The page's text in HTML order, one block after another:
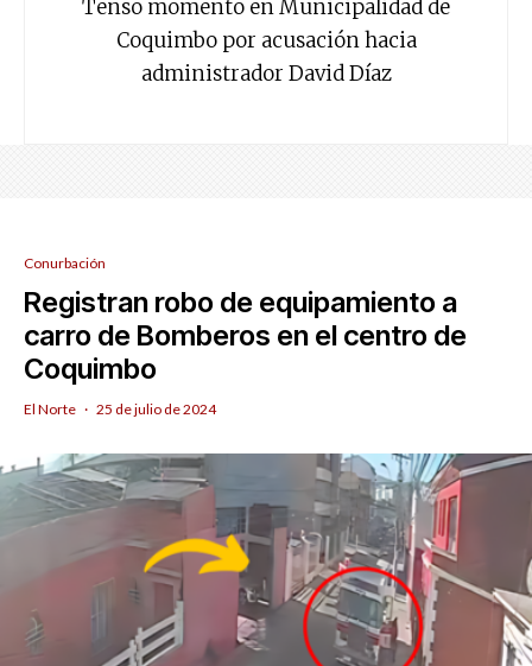
Tenso momento en Municipalidad de
Coquimbo por acusación hacia
administrador David Díaz
Conurbación
Registran robo de equipamiento a
carro de Bomberos en el centro de
Coquimbo
El Norte · 25 de julio de 2024